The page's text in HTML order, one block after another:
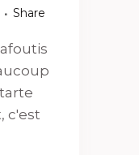
Share
c'est